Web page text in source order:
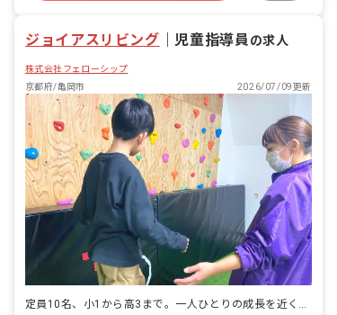
奇心を育て、可能性を広げる環境づく
就労という観点から社会生活に必要な日
常生活における基本的な動作や社会性を
身につけていけるよう療育支援を提供す
ると共に、安心して過ごせる時間を提供
していきます。
ジョイアスリビング ｜児童指導員の求人
株式会社フェローシップ
京都府/亀岡市
2026/07/09更新
定員10名、小1から高3まで。一人ひとりの成長を近くで見守れる放課後等デイサービスです。